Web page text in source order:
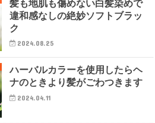
違和感なしの絶妙ソフトブラッ
ク
2024.08.25
ハーバルカラーを使用したらヘ
ナのときより髪がごわつきます
2024.04.11